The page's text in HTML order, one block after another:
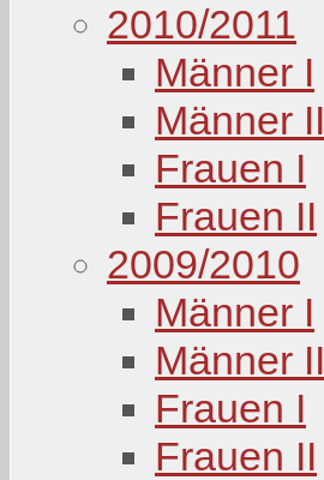
2010/2011
Männer I
Männer II
Frauen I
Frauen II
2009/2010
Männer I
Männer II
Frauen I
Frauen II